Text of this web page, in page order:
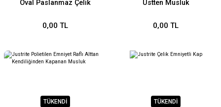
Oval Paslanmaz Çelik
0,00 TL
Üstten Musluk
0,00 TL
TÜKENDİ TÜKENDİ